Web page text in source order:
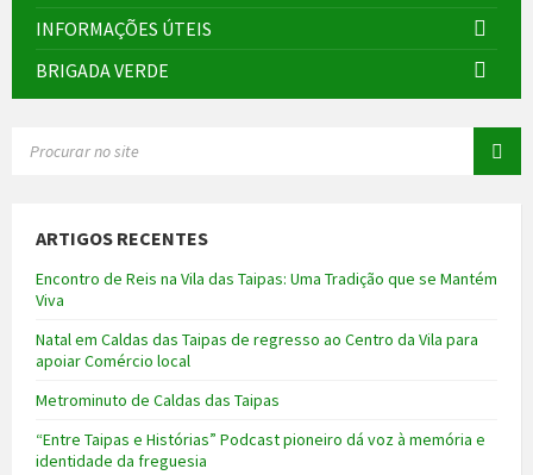
INFORMAÇÕES ÚTEIS
BRIGADA VERDE
ARTIGOS RECENTES
Encontro de Reis na Vila das Taipas: Uma Tradição que se Mantém
Viva
Natal em Caldas das Taipas de regresso ao Centro da Vila para
apoiar Comércio local
Metrominuto de Caldas das Taipas
“Entre Taipas e Histórias” Podcast pioneiro dá voz à memória e
identidade da freguesia